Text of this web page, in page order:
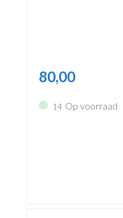
80,00
14 Op voorraad